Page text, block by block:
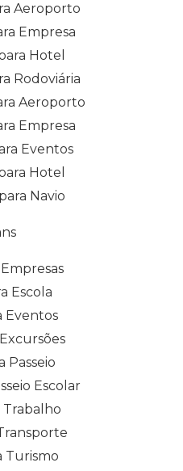
Aeroporto
Empresa
Hotel
Rodoviária
Aeroporto
Empresa
Eventos
Hotel
Navio
Escola
Eventos
Passeio
Escolar
Trabalho
Turismo